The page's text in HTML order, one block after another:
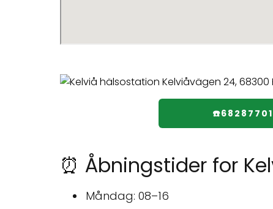
☎️68287701
⏰ Åbningstider for
Måndag: 08–16